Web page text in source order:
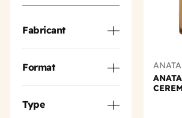
Fabricant
Format
Type